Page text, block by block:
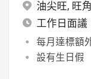
油尖旺, 旺角
工作日面議
每月達標額
設有生日假